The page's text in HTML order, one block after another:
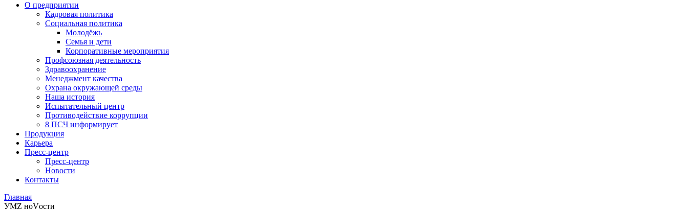
О предприятии
Кадровая политика
Социальная политика
Молодёжь
Семья и дети
Корпоративные мероприятия
Профсоюзная деятельность
Здравоохранение
Менеджмент качества
Охрана окружающей среды
Наша история
Испытательный центр
Противодействие коррупции
8 ПСЧ информирует
Продукция
Карьера
Пресс-центр
Пресс-центр
Новости
Контакты
Главная
УМZ ноVости